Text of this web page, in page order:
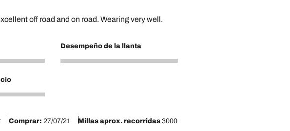
off road and on road. Wearing very well.
Desempeño de la llanta
5
Comprar: 27/07/21 Millas aprox. recorridas3000